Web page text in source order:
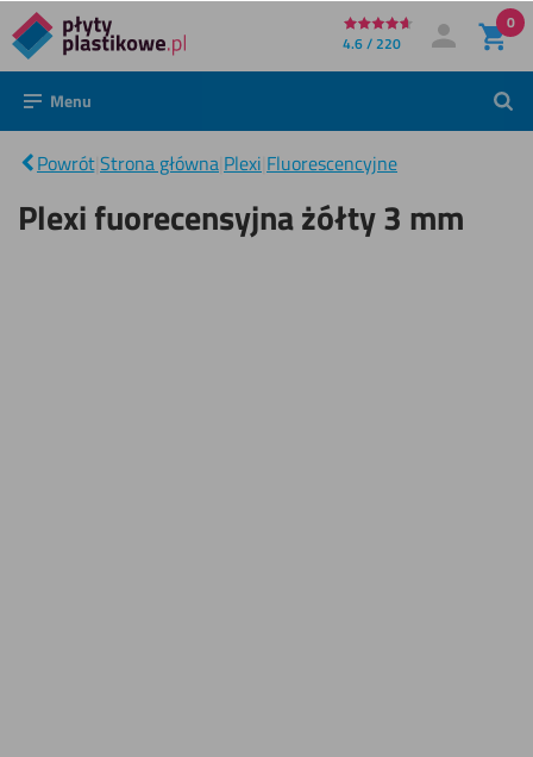
Bezpośrednio
do
treści
4.6 / 220 Moje konto
Zaloguj się
0
Menu
PowrótStrona główna Plexi Fluorescencyjne
fuorecensyjna
żółty 3 mm
Plexi fuorecensyjna żółty 3 mm